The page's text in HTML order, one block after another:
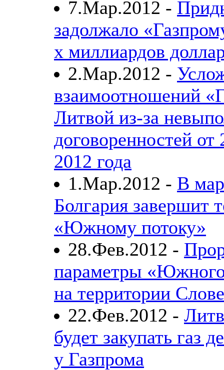
7.Мар.2012 -
задолжало
х миллиардов
2.Мар.2012 -
взаимоотношений
Литвой из-за
договоренностей от
2012 года
1.Мар.2012 - В
Болгария завершит
«Южному потоку»
28.Фев.2012 -
параметры
на территории
22.Фев.2012 -
будет закупать газ
у Газпрома